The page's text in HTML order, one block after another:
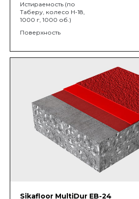
Истираемость (по
Таберу, колесо Н-18,
1000 г, 1000 об.)
Поверхность
Sikafloor MultiDur EB-24